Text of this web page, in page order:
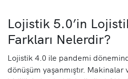
Lojistik 5.0’in
Farkları Nelerdir?
Lojistik 4.0 ile pandemi
dönüşüm yaşanmıştır. Makinalar